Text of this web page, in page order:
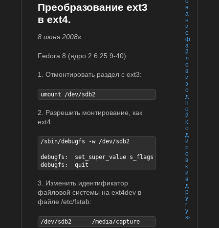
в
а
н
и
е
ф
а
й
л
о
в
и
з
о
д
н
о
й
к
о
д
и
р
о
в
к
и
в
д
р
у
г
у
ю
.
Преобразование ext3
в ext4.
8 июня 2008г.
Fedora 8 (ядро 2.6.25.9-40).
1. Отмонтировать раздел с ext3:
umount /dev/sdb2
2. Разрешить монтирование, как
ext4:
/sbin/debugfs -w /dev/sdb2
debugfs:  set_super_value s_flags 4
debugfs:  quit
3. Изменить идентификатор
файловой системы на ext4dev в
файле /etc/fstab:
/dev/sdb2      /media/capture      ext4dev